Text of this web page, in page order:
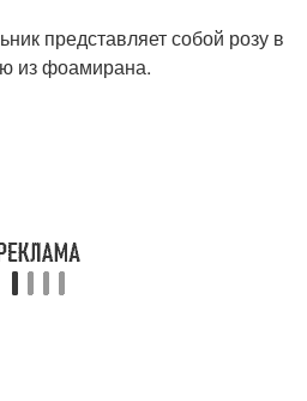
представляет собой розу в
из фоамирана.